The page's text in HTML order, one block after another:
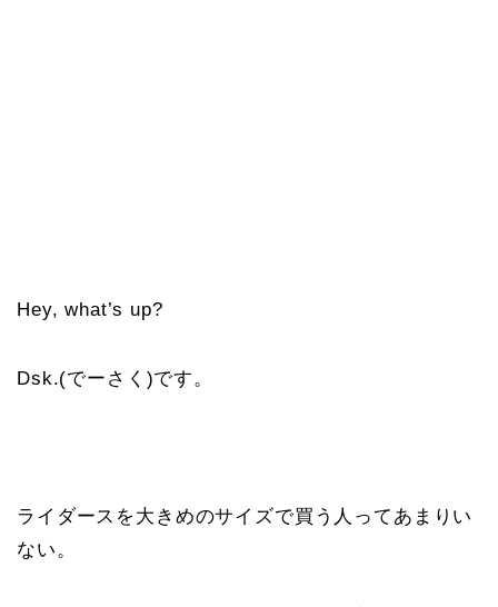
Hey, what’s up?
Dsk.(でーさく)です。
ライダースを大きめのサイズで買う人ってあまりい
ない。